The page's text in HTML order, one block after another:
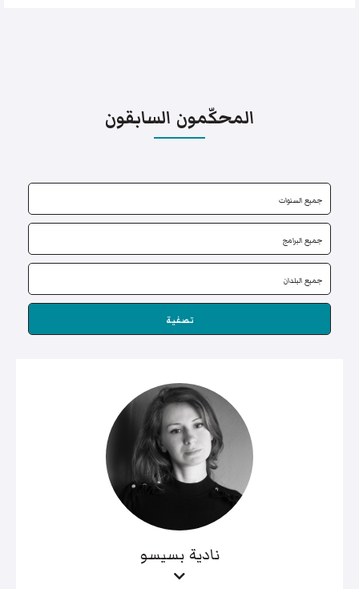
المحكّمون السابقون
تصفية
نادية بسيسو